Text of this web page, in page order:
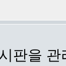
판을